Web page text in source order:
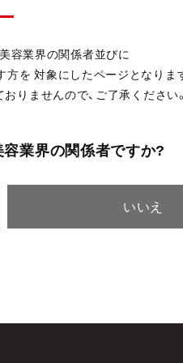
容業界の関係者並びに
方を 対象にしたページとなりま
りませんので、 ご了承ください
業界の関係者ですか?
いいえ